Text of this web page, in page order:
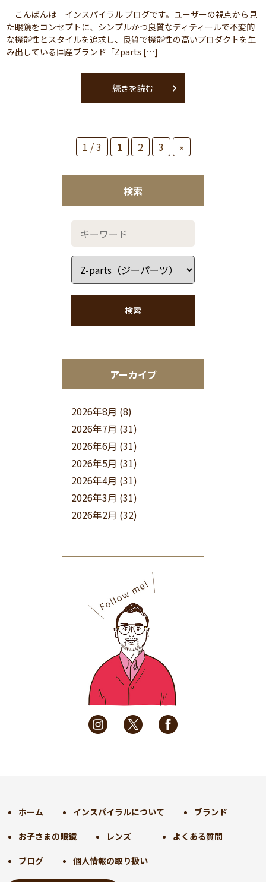
検索
検索
アーカイブ
2026年8月 (8)
2026年7月 (31)
2026年6月 (31)
2026年5月 (31)
2026年4月 (31)
2026年3月 (31)
2026年2月 (32)
(32)
2025年9月(30)
2025年8月(31)
2025年7月(37)
2025年6月(48)
2025年5月
(41)
2025年4月
(32)
2025年3月(31)
2025年2月
(28)
2025年1月
(34)
2024年9月(30)
2024年7月(31)
2024年6月(30)
2024年5月
こんばんは インスパイラル ブログです。ユーザーの視点から見
た眼鏡をコンセプトに、シンプルかつ良質なディティールで不変的
な機能性とスタイルを追求し、良質で機能性の高いプロダクトを生
み出している国産ブランド「Zparts […]
続きを読む
1 / 3 1 2 3 »
ホーム インスパイラルについて ブランド
お子さまの眼鏡 レンズ よくある質問
ブログ 個人情報の取り扱い